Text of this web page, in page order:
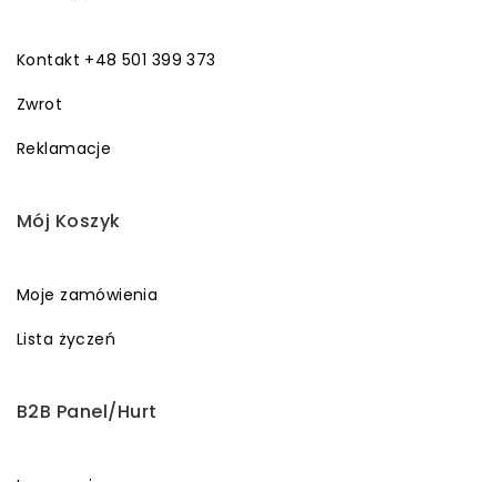
Kontakt +48 501 399 373
Zwrot
Reklamacje
Mój Koszyk
Moje zamówienia
Lista życzeń
B2B Panel/Hurt